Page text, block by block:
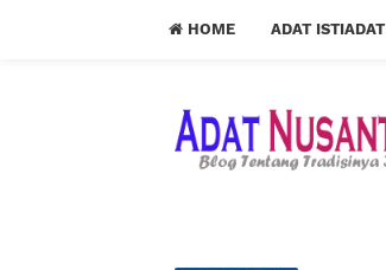
HOME ADAT ISTIADAT